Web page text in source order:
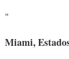
"
Miami,